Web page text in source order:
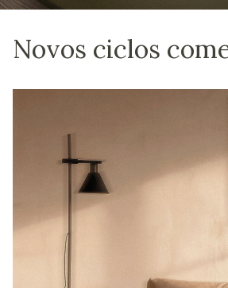
Novos ciclos